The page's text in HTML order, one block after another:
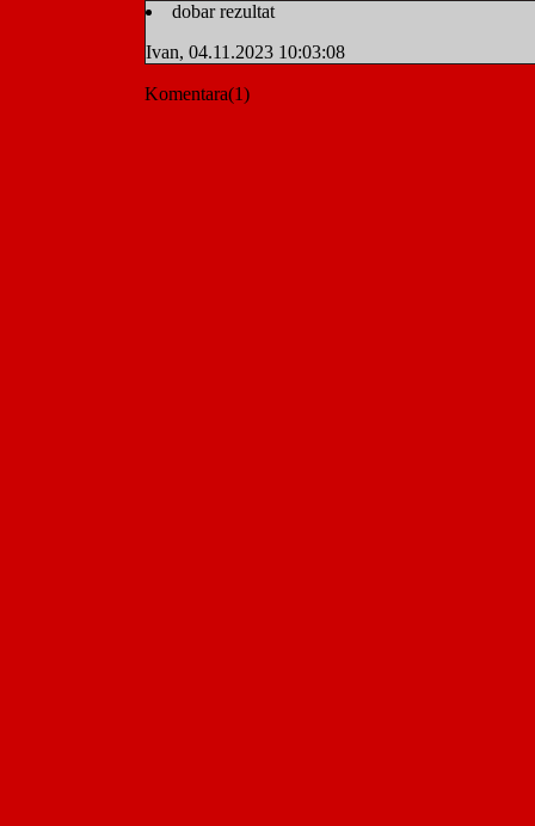
dobar rezultat
Ivan, 04.11.2023 10:03:08
Komentara(1)